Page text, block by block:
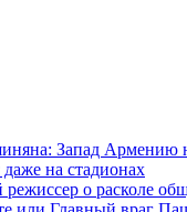
Запад Армению
на стадионах
о расколе